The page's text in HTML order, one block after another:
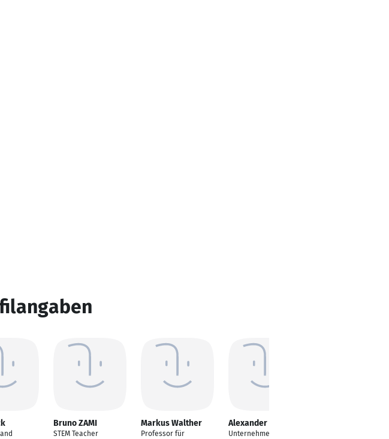
Bruno ZAMI
STEM Teacher
Markus Walther
Professor für
Alexander Fritsch
Unternehmer /